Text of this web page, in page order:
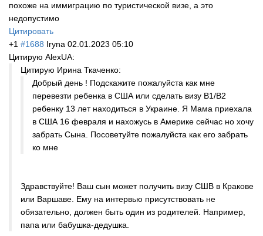
похоже на иммиграцию по туристической визе, а это
недопустимо
Цитировать
+1 #1688 Iryna 02.01.2023 05:10
Цитирую AlexUA:
Цитирую Ирина Ткаченко:
Добрый день ! Подскажите пожалуйста как мне
перевезти ребенка в США или сделать визу В1/В2
ребенку 13 лет находиться в Украине. Я Мама приехала
в США 16 февраля и нахожусь в Америке сейчас но хочу
забрать Сына. Посоветуйте пожалуйста как его забрать
ко мне
Здравствуйте! Ваш сын может получить визу СШВ в Кракове
или Варшаве. Ему на интервью присутствовать не
обязательно, должен быть один из родителей. Например,
папа или бабушка-дедушка.